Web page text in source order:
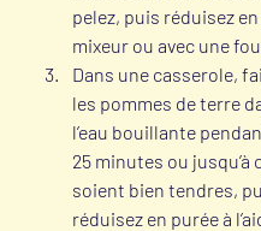
pelez, puis réduisez
mixeur ou avec une
Dans une casserole,
les pommes de terre
l’eau bouillante
25 minutes ou jusqu’à
soient bien tendres,
réduisez en purée à